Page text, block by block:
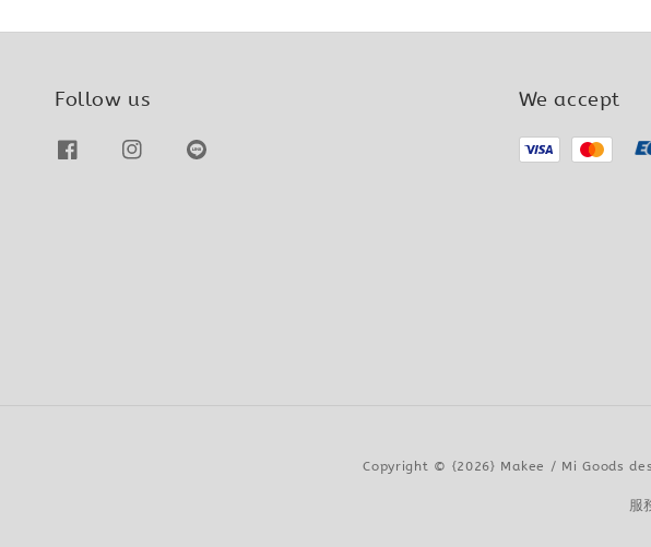
Follow us We accept
Copyright © {2026} Makee / Mi Goods
服